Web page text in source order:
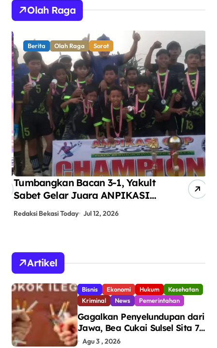
Olah Raga
Berita Olah Raga Sorot
Tumbangkan Bacan 3-1, Yakult
Sabet Gelar Juara ANPIKASI
Redaksi Bekasi Today Jul 12, 2026
Artikel
Bisnis Ekonomi Hukum
Kesehatan
Kriminal
News Pemerintahan
Gagalkan Penyelundupan dari
Jawa, Bea Cukai Sulsel Sita 7,8
Juta Batang Rokok Ilegal
Agu 3 , 2026